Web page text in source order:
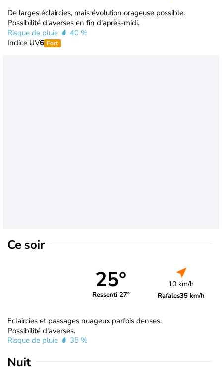
De larges éclaircies, mais évolution orageuse possible.
Possibilité d'averses en fin d'après-midi.
Risque de pluie
40 %
Indice UV6 Fort
Ce soir
25°
Ressenti 27°
10 km/h
Rafales35 km/h
Eclaircies et passages nuageux parfois denses.
Possibilité d'averses.
Risque de pluie
35 %
Nuit